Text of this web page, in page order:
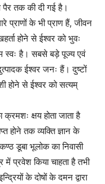
पैर तक की दी गई है।
प्राणों के भी प्राण हैं, जीवन
होने से ईश्वर को भुवः
स्वः है। सबसे बड़े पूज्य एवं
ईश्वर जनः हैं। दुष्टों
होने से ईश्वर को सत्यम्
क्षय होता जाता है
होने तक व्यक्ति ज्ञान के
डूबा भूलोक का निवासी
प्रवेश किया चाहता है तभी
के दोषों के दमन द्वारा